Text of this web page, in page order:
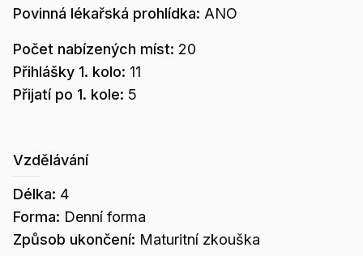
Povinná lékařská prohlídka: ANO
Počet nabízených míst: 20
Přihlášky 1. kolo: 11
Přijatí po 1. kole: 5
Vzdělávání
Délka: 4
Forma: Denní forma
Způsob ukončení: Maturitní zkouška